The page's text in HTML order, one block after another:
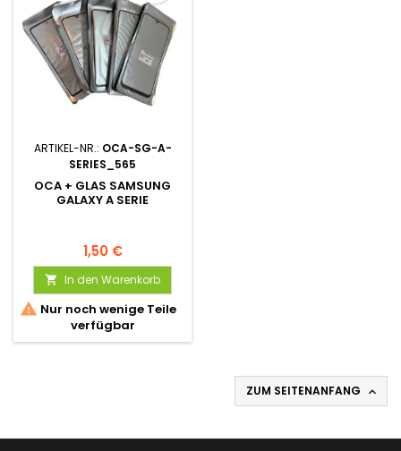
ARTIKEL-NR.: OCA-SG-A-
SERIES_565
OCA + GLAS SAMSUNG
GALAXY A SERIE
1,50 €
 In den Warenkorb
 Nur noch wenige Teile
verfügbar
ZUM SEITENANFANG 